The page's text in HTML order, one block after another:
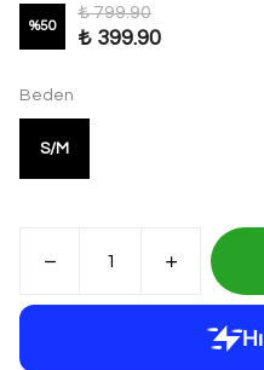
%50
₺ 799.90
₺ 399.90
Beden
S/M